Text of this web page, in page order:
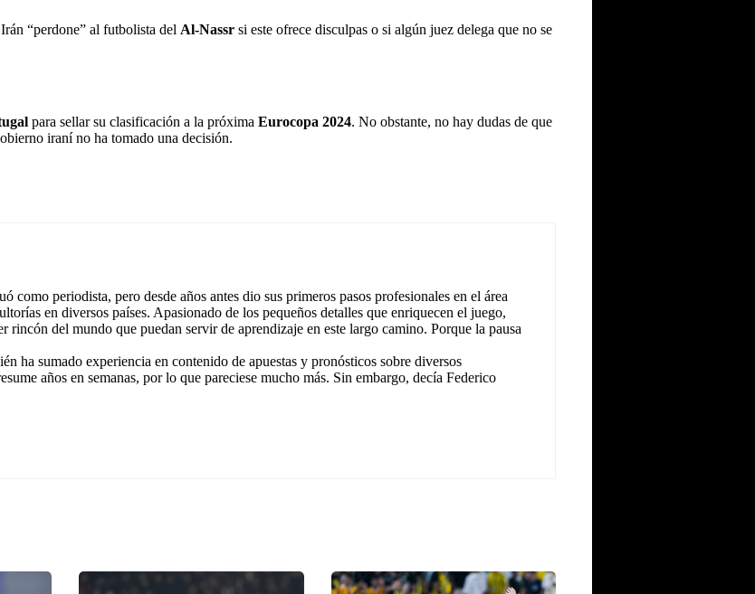
“perdone” al futbolista del Al-Nassr si este ofrece disculpas o si algún juez delega que no se
para sellar su clasificación a la próxima Eurocopa 2024. No obstante, no hay dudas de que
iraní no ha tomado una decisión.
como periodista, pero desde años antes dio sus primeros pasos profesionales en el área
en diversos países. Apasionado de los pequeños detalles que enriquecen el juego,
rincón del mundo que puedan servir de aprendizaje en este largo camino. Porque la pausa
ha sumado experiencia en contenido de apuestas y pronósticos sobre diversos
años en semanas, por lo que pareciese mucho más. Sin embargo, decía Federico